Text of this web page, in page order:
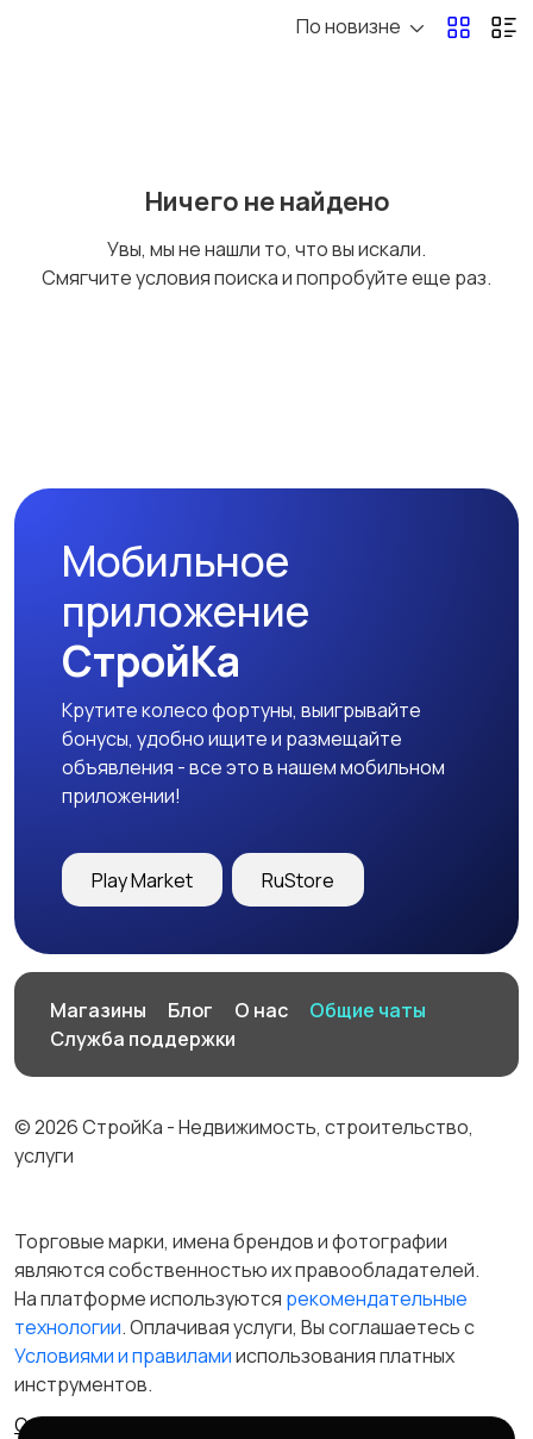
Домашняя одежда
Футболки и топы Штаны и шорты
Другое
По новизне
Ничего не найдено
Увы, мы не нашли то, что вы искали.
Смягчите условия поиска и попробуйте еще раз.
Мобильное
приложение
СтройКа
Крутите колесо фортуны, выигрывайте
бонусы, удобно ищите и размещайте
объявления - все это в нашем мобильном
приложении!
Play Market RuStore
Магазины Блог О нас
Общие чаты
Служба поддержки
© 2026 СтройКа - Недвижимость, строительство,
услуги
Торговые марки, имена брендов и фотографии
являются собственностью их правообладателей.
На платформе используются рекомендательные
технологии. Оплачивая услуги, Вы соглашаетесь c
Условиями и правиламииспользования платных
инструментов.
Отказ от ответственности
Правила сервиса